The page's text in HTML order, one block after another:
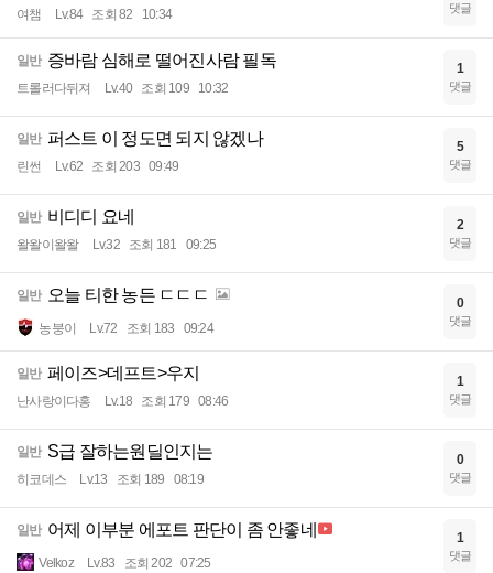
여챔 Lv.84 조회 82 10:34 댓글
일반 증바람 심해로 떨어진사람 필독
트롤러다뒤져 Lv.40 조회 109 10:32
1
댓글
일반 퍼스트 이 정도면 되지 않겠나
린썬 Lv.62 조회 203 09:49
5
댓글
일반 비디디 요네
왈왈이왈왈 Lv.32 조회 181 09:25
2
댓글
일반 오늘 티한 농든 ㄷㄷㄷ
농붕이 Lv.72 조회 183 09:24
0
댓글
일반 페이즈>데프트>우지
난사랑이다홍 Lv.18 조회 179 08:46
1
댓글
일반 S급 잘하는원딜인지는
히코데스 Lv.13 조회 189 08:19
0
댓글
일반 어제 이부분 에포트 판단이 좀 안좋네
Velkoz Lv.83 조회 202 07:25
1
댓글